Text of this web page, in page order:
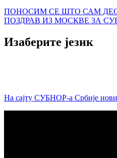
Кретање
чланка
ПОНОСИМ СЕ ШТО САМ ДЕО
ПОЗДРАВ ИЗ МОСКВЕ ЗА
Изаберите језик
На сајту СУБНОР-а Србије